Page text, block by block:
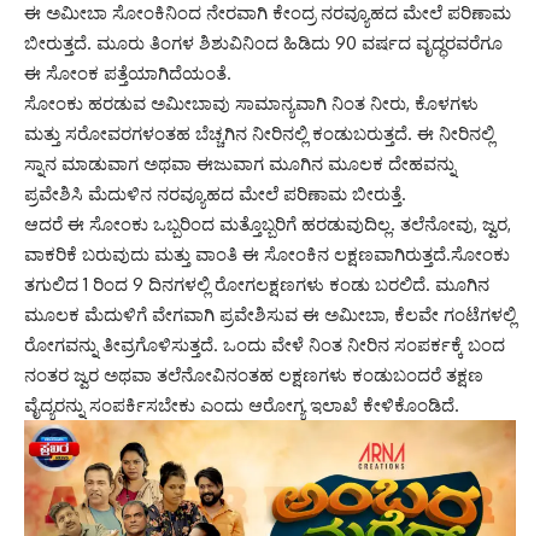
ಈ ಅಮೀಬಾ ಸೋಂಕಿನಿಂದ ನೇರವಾಗಿ ಕೇಂದ್ರ ನರವ್ಯೂಹದ ಮೇಲೆ ಪರಿಣಾಮ
ಬೀರುತ್ತದೆ. ಮೂರು ತಿಂಗಳ ಶಿಶುವಿನಿಂದ ಹಿಡಿದು 90 ವರ್ಷದ ವೃದ್ಧರವರೆಗೂ
ಈ ಸೋಂಕ ಪತ್ತೆಯಾಗಿದೆಯಂತೆ.
ಸೋಂಕು ಹರಡುವ ಅಮೀಬಾವು ಸಾಮಾನ್ಯವಾಗಿ ನಿಂತ ನೀರು, ಕೊಳಗಳು
ಮತ್ತು ಸರೋವರಗಳಂತಹ ಬೆಚ್ಚಗಿನ ನೀರಿನಲ್ಲಿ ಕಂಡುಬರುತ್ತದೆ. ಈ ನೀರಿನಲ್ಲಿ
ಸ್ನಾನ ಮಾಡುವಾಗ ಅಥವಾ ಈಜುವಾಗ ಮೂಗಿನ ಮೂಲಕ ದೇಹವನ್ನು
ಪ್ರವೇಶಿಸಿ ಮೆದುಳಿನ ನರವ್ಯೂಹದ ಮೇಲೆ ಪರಿಣಾಮ ಬೀರುತ್ತೆ.
ಆದರೆ ಈ ಸೋಂಕು ಒಬ್ಬರಿಂದ ಮತ್ತೊಬ್ಬರಿಗೆ ಹರಡುವುದಿಲ್ಲ. ತಲೆನೋವು, ಜ್ವರ,
ವಾಕರಿಕೆ ಬರುವುದು ಮತ್ತು ವಾಂತಿ ಈ ಸೋಂಕಿನ ಲಕ್ಷಣವಾಗಿರುತ್ತದೆ.ಸೋಂಕು
ತಗುಲಿದ 1 ರಿಂದ 9 ದಿನಗಳಲ್ಲಿ ರೋಗಲಕ್ಷಣಗಳು ಕಂಡು ಬರಲಿದೆ. ಮೂಗಿನ
ಮೂಲಕ ಮೆದುಳಿಗೆ ವೇಗವಾಗಿ ಪ್ರವೇಶಿಸುವ ಈ ಅಮೀಬಾ, ಕೆಲವೇ ಗಂಟೆಗಳಲ್ಲಿ
ರೋಗವನ್ನು ತೀವ್ರಗೊಳಿಸುತ್ತದೆ. ಒಂದು ವೇಳೆ ನಿಂತ ನೀರಿನ ಸಂಪರ್ಕಕ್ಕೆ ಬಂದ
ನಂತರ ಜ್ವರ ಅಥವಾ ತಲೆನೋವಿನಂತಹ ಲಕ್ಷಣಗಳು ಕಂಡುಬಂದರೆ ತಕ್ಷಣ
ವೈದ್ಯರನ್ನು ಸಂಪರ್ಕಿಸಬೇಕು ಎಂದು ಆರೋಗ್ಯ ಇಲಾಖೆ ಕೇಳಿಕೊಂಡಿದೆ.